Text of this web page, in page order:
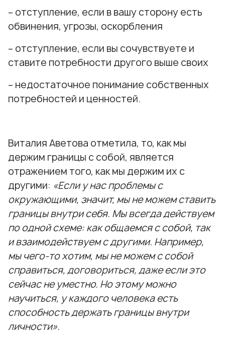
– отступление, если в вашу сторону есть
обвинения, угрозы, оскорбления
– отступление, если вы сочувствуете и
ставите потребности другого выше своих
– недостаточное понимание собственных
потребностей и ценностей.
Виталия Аветова отметила, то, как мы
держим границы с собой, является
отражением того, как мы держим их с
другими: «Если у нас проблемы с
окружающими, значит, мы не можем ставить
границы внутри себя. Мы всегда действуем
по одной схеме: как общаемся с собой, так
и взаимодействуем с другими. Например,
мы чего-то хотим, мы не можем с собой
справиться, договориться, даже если это
сейчас не уместно. Но этому можно
научиться, у каждого человека есть
способность держать границы внутри
личности».